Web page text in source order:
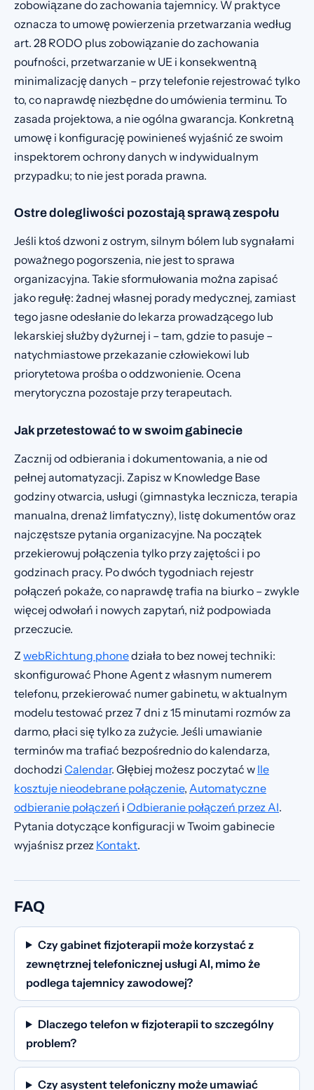
zobowiązane do zachowania tajemnicy. W praktyce
oznacza to umowę powierzenia przetwarzania według
art. 28 RODO plus zobowiązanie do zachowania
poufności, przetwarzanie w UE i konsekwentną
minimalizację danych – przy telefonie rejestrować tylko
to, co naprawdę niezbędne do umówienia terminu. To
zasada projektowa, a nie ogólna gwarancja. Konkretną
umowę i konfigurację powinieneś wyjaśnić ze swoim
inspektorem ochrony danych w indywidualnym
przypadku; to nie jest porada prawna.
Ostre dolegliwości pozostają sprawą zespołu
Jeśli ktoś dzwoni z ostrym, silnym bólem lub sygnałami
poważnego pogorszenia, nie jest to sprawa
organizacyjna. Takie sformułowania można zapisać
jako regułę: żadnej własnej porady medycznej, zamiast
tego jasne odesłanie do lekarza prowadzącego lub
lekarskiej służby dyżurnej i – tam, gdzie to pasuje –
natychmiastowe przekazanie człowiekowi lub
priorytetowa prośba o oddzwonienie. Ocena
merytoryczna pozostaje przy terapeutach.
Jak przetestować to w swoim gabinecie
Zacznij od odbierania i dokumentowania, a nie od
pełnej automatyzacji. Zapisz w Knowledge Base
godziny otwarcia, usługi (gimnastyka lecznicza, terapia
manualna, drenaż limfatyczny), listę dokumentów oraz
najczęstsze pytania organizacyjne. Na początek
przekierowuj połączenia tylko przy zajętości i po
godzinach pracy. Po dwóch tygodniach rejestr
połączeń pokaże, co naprawdę trafia na biurko – zwykle
więcej odwołań i nowych zapytań, niż podpowiada
przeczucie.
ZwebRichtung phonedziała to bez nowej techniki:
skonfigurować Phone Agent z własnym numerem
telefonu, przekierować numer gabinetu, w aktualnym
modelu testować przez 7 dni z 15 minutami rozmów za
darmo, płaci się tylko za zużycie. Jeśli umawianie
terminów ma trafiać bezpośrednio do kalendarza,
dochodzi Calendar. Głębiej możesz poczytać w Ile
kosztuje nieodebrane połączenie, Automatyczne
odbieranie połączeń i Odbieranie połączeń przez AI.
Pytania dotyczące konfiguracji w Twoim gabinecie
wyjaśnisz przez Kontakt.
FAQ
Czy gabinet fizjoterapii może korzystać z
zewnętrznej telefonicznej usługi AI, mimo że
podlega tajemnicy zawodowej?
Dlaczego telefon w fizjoterapii to szczególny
problem?
Czy asystent telefoniczny może umawiać